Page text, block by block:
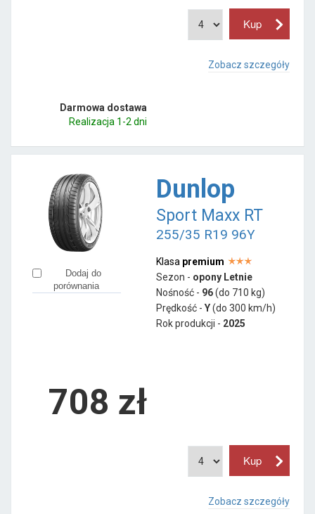
Zobacz szczegóły
Darmowa dostawa
Realizacja 1-2 dni
Dodaj do
porównania
Dunlop
Sport Maxx RT
255/35 R19 96Y
Klasa premium
Sezon - opony Letnie
Nośność - 96(do 710 kg)
Prędkość - Y(do 300 km/h)
Rok produkcji - 2025
708 zł
Zobacz szczegóły